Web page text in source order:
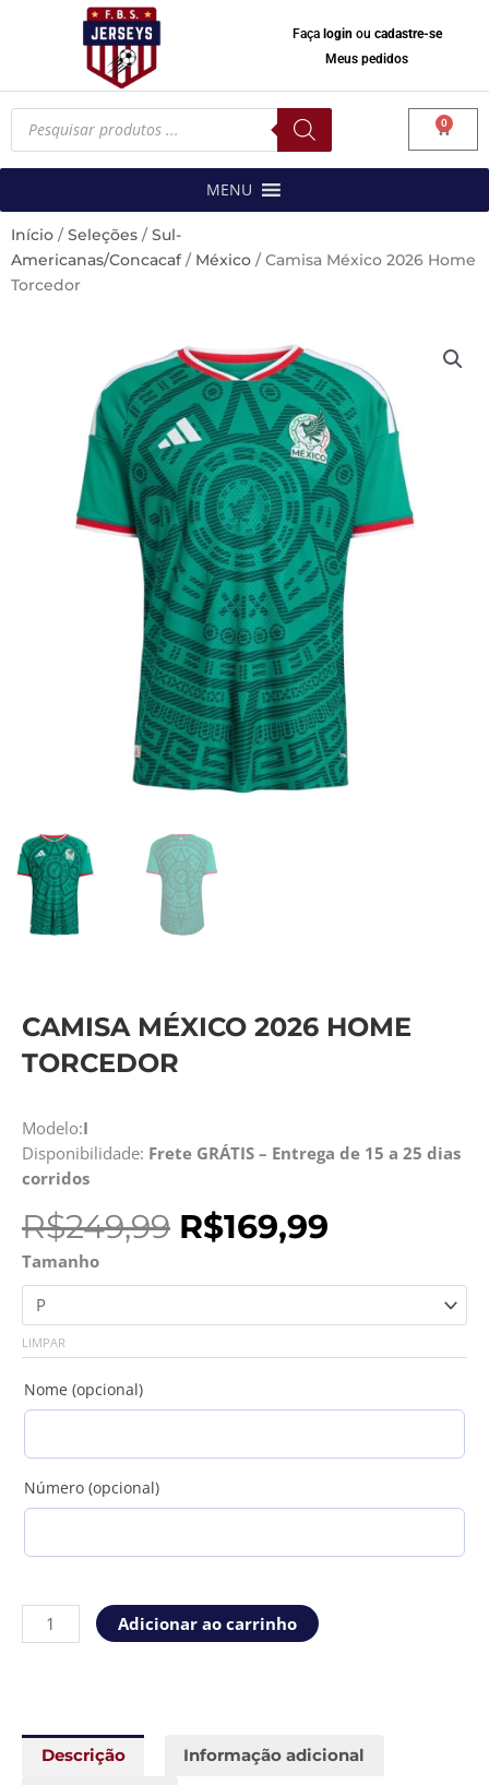
Faça loginou cadastre-se
Meus pedidos
Pesquisar
produtos 0
MENU
Início /Seleções /Sul-
Americanas/Concacaf/ México / Camisa México 2026 Home
Torcedor
CAMISA MÉXICO 2026 HOME
TORCEDOR
Modelo:I
Disponibilidade: Frete GRÁTIS – Entrega de 15 a 25 dias
corridos
R$249,99 O
preço
original
R$249,99.
R$169,99
atual
R$169,99.
Tamanho
LIMPAR
Nome (opcional)
Número (opcional)
Camisa
México
2026
Home
Torcedor
quantidade
Adicionar ao carrinho
Descrição Informação adicional